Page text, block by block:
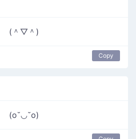
(＾▽＾)
Copy
(o˘◡˘o)